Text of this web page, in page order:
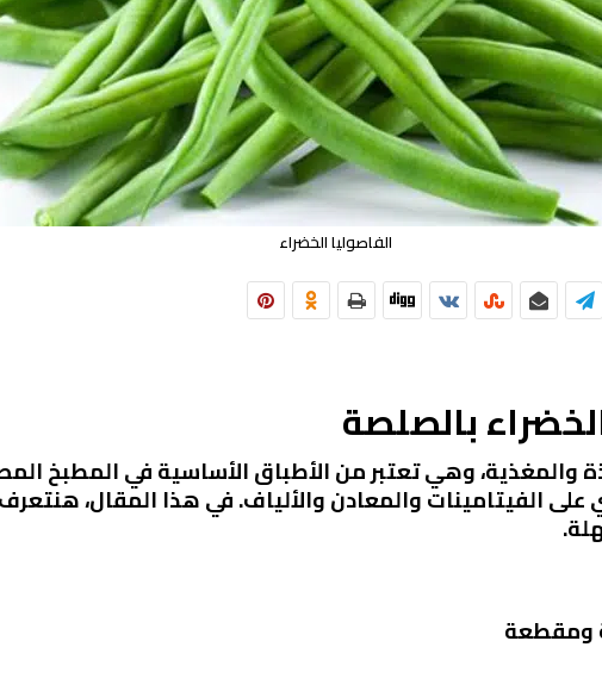
الفاصوليا الخضراء
بالصلصة
والمغذية، وهي تعتبر من الأطباق الأساسية في المطبخ
الفيتامينات والمعادن والألياف. في هذا المقال،